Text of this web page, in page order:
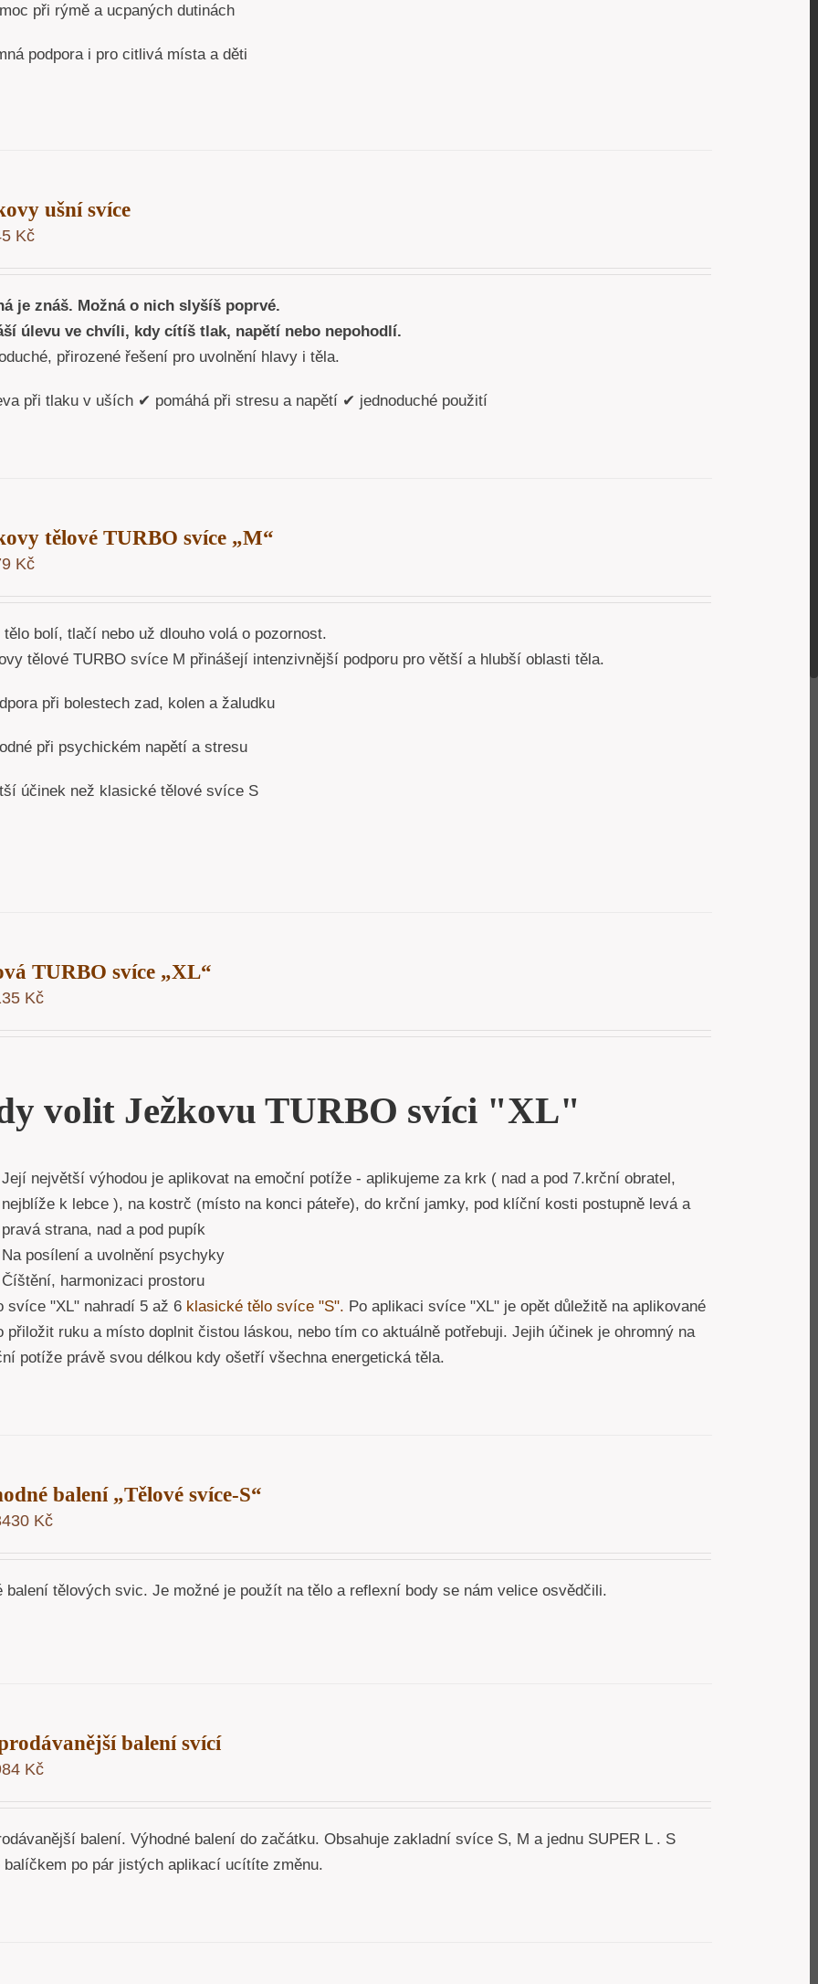
při rýmě a ucpaných dutinách
podpora i pro citlivá místa a děti
ušní svíce
Kč
je znáš. Možná o nich slyšíš poprvé.
úlevu ve chvíli, kdy cítíš tlak, napětí nebo nepohodlí.
přirozené řešení pro uvolnění hlavy i těla.
při tlaku v uších ✔ pomáhá při stresu a napětí ✔ jednoduché použití
tělové TURBO svíce „M“
Kč
tělo bolí, tlačí nebo už dlouho volá o pozornost.
tělové TURBO svíce M přinášejí intenzivnější podporu pro větší a hlubší oblasti těla.
při bolestech zad, kolen a žaludku
při psychickém napětí a stresu
účinek než klasické tělové svíce S
TURBO svíce „XL“
Kč
volit Ježkovu TURBO svíci "XL"
Její největší výhodou je aplikovat na emoční potíže - aplikujeme za krk ( nad a pod 7.krční obratel,
nejblíže k lebce ), na kostrč (místo na konci páteře), do krční jamky, pod klíční kosti postupně levá a
pravá strana, nad a pod pupík
Na posílení a uvolnění psychyky
Číštění, harmonizaci prostoru
svíce "XL" nahradí 5 až 6 klasické tělo svíce "S". Po aplikaci svíce "XL" je opět důležitě na aplikované
přiložit ruku a místo doplnit čistou láskou, nebo tím co aktuálně potřebuji. Jejih účinek je ohromný na
potíže právě svou délkou kdy ošetří všechna energetická těla.
balení „Tělové svíce-S“
Kč
balení tělových svic. Je možné je použít na tělo a reflexní body se nám velice osvědčili.
balení svící
Kč
balení. Výhodné balení do začátku. Obsahuje zakladní svíce S, M a jednu SUPER L . S
balíčkem po pár jistých aplikací ucítíte změnu.